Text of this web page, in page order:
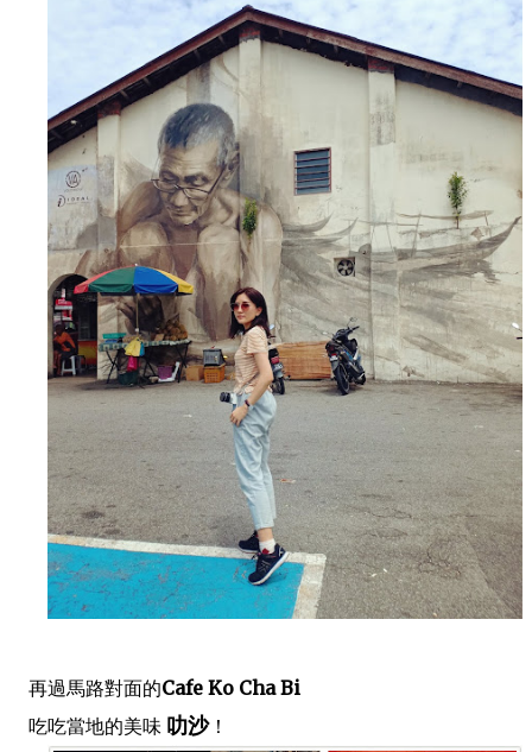
再過馬路對面的Cafe Ko Cha Bi
吃吃當地的美味 叻沙！